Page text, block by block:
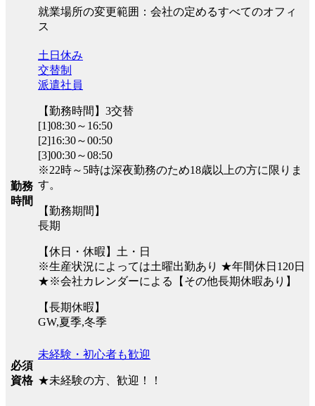
就業場所の変更範囲：会社の定めるすべてのオフィ
ス
勤務
時間
土日休み
交替制
派遣社員
【勤務時間】3交替
[1]08:30～16:50
[2]16:30～00:50
[3]00:30～08:50
※22時～5時は深夜勤務のため18歳以上の方に限りま
す。
【勤務期間】
長期
【休日・休暇】土・日
※生産状況によっては土曜出勤あり ★年間休日120日
★※会社カレンダーによる【その他長期休暇あり】
【長期休暇】
GW,夏季,冬季
必須
資格
未経験・初心者も歓迎
★未経験の方、歓迎！！